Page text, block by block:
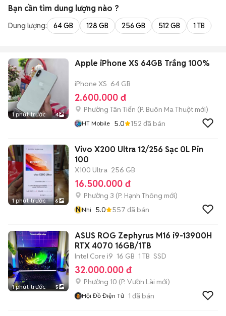
Bạn cần tìm dung lượng nào ?
Dung lượng: 64 GB 128 GB 256 GB 512 GB 1 TB
1 phút trước 4
Apple iPhone XS 64GB Trắng 100%
iPhone XS 64 GB
2.600.000 đ
Phường Tân Tiến (P. Buôn Ma Thuột mới)
HT Mobile 5.0 152 đã bán
1 phút trước 6
Vivo X200 Ultra 12/256 Sạc 0L Pin
100
X100 Ultra 256 GB
16.500.000 đ
Phường 3 (P. Hạnh Thông mới)
NNhi 5.0 557 đã bán
1 phút trước 5
ASUS ROG Zephyrus M16 i9-13900H
RTX 4070 16GB/1TB
Intel Core i9 16 GB 1 TB SSD
32.000.000 đ
Phường 10 (P. Vườn Lài mới)
Hội Đồ Điện Tử 1 đã bán